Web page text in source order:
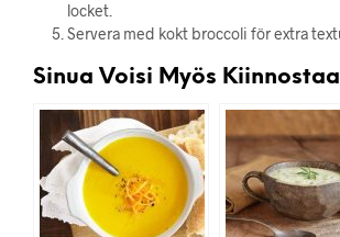
locket.
Servera med kokt broccoli för extra
Sinua Voisi Myös